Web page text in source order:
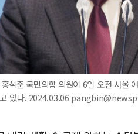
석준 국민의힘 의원이 6일 오전 서울
고 있다. 2024.03.06